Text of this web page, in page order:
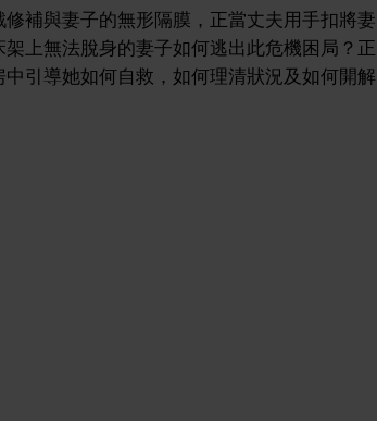
補與妻子的無形隔膜，正當丈夫用手扣將妻
上無法脫身的妻子如何逃出此危機困局？正
引導她如何自救，如何理清狀況及如何開解